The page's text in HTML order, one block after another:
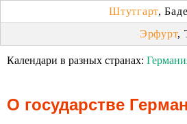
Штутгарт,
Эрфурт,
Календари в разных странах:
О государстве